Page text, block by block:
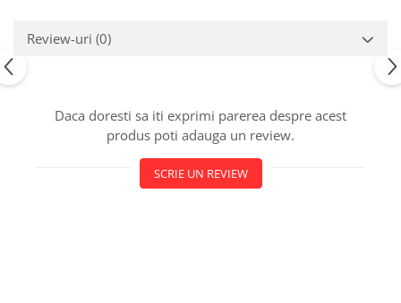
Review-uri (0)
Daca doresti sa iti exprimi parerea despre acest
produs poti adauga un review.
SCRIE UN REVIEW